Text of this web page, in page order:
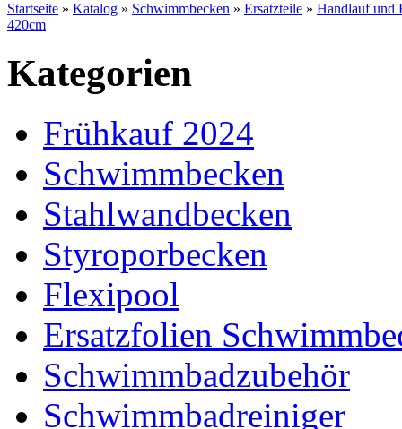
Startseite » Katalog » Schwimmbecken » Ersatzteile » Handlauf und
420cm
Kategorien
Frühkauf 2024
Schwimmbecken
Stahlwandbecken
Styroporbecken
Flexipool
Ersatzfolien
Schwimmbadzubehör
Schwimmbadreiniger